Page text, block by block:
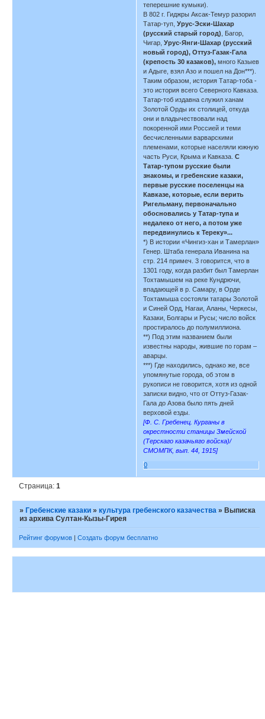
теперешние кумыки).
В 802 г. Гиджры Аксак-Темур разорил
Татар-туп,Урус-Эски-Шахар
(русский старый город) , Багор,
Чигар,Урус-Янги-Шахар (русский
новый город), Оттуз-Газак-Гала
(крепость 30 казаков), много Казыев
и Адыге, взял Азо и пошел на Дон***).
Таким образом, история Татар-тоба -
это история всего Северного Кавказа.
Татар-тоб издавна служил ханам
Золотой Орды их столицей, откуда
они и владычествовали над
покоренной ими Россией и теми
бесчисленными варварскими
племенами, которые населяли южную
часть Руси, Крыма и Кавказа.С
Татар-тупом русские были
знакомы, и гребенские казаки,
первые русские поселенцы на
Кавказе, которые, если верить
Ригельману, первоначально
обосновались у Татар-тупа и
недалеко от него, а потом уже
передвинулись к Тереку»...
*) В истории «Чингиз-хан и Тамерлан»
Генер. Штаба генерала Иванина на
стр. 214 примеч. 3 говорится, что в
1301 году, когда разбит был Тамерлан
Тохтамышем на реке Кундрючи,
впадающей в р. Самару, в Орде
Тохтамыша состояли татары Золотой
и Синей Орд, Нагаи, Аланы, Черкесы,
Казаки, Болгары и Русы; число войск
простиралось до полумиллиона.
**) Под этим названием были
известны народы, жившие по горам –
аварцы.
***) Где находились, однако же, все
упомянутые города, об этом в
рукописи не говорится, хотя из одной
записки видно, что от Оттуз-Газак-
Гала до Азова было пять дней
верховой езды.
[Ф. С. Гребенец. Курганы в
окрестности станицы Змейской
(Терскаго казачьяго войска)/
СМОМПК, вып. 44, 1915]
0
Страница:1
» Гребенские казаки »культура гребенского казачества » Выписка
из архива Султан-Кызы-Гирея
Рейтинг форумов | Создать форум бесплатно